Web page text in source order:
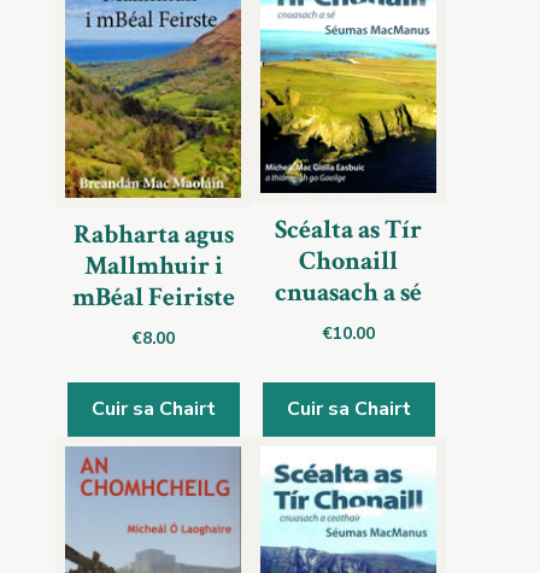
Rabharta agus
Mallmhuir i
mBéal Feiriste
€8.00
Cuir sa Chairt
Scéalta as Tír
Chonaill
cnuasach a sé
€10.00
Cuir sa Chairt